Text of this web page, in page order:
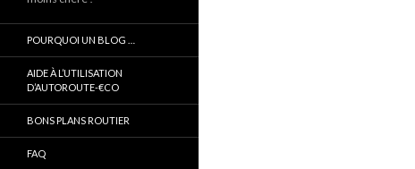
POURQUOI UN BLOG …
AIDE À L’UTILISATION
D’AUTOROUTE-€CO
BONS PLANS ROUTIER
FAQ